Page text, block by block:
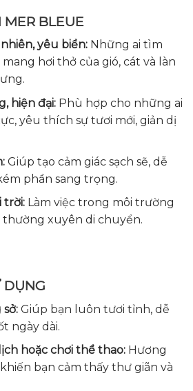
MER BLEUE
yêu biển:Những ai tìm
hơi thở của gió, cát và làn
hiện đại:Phù hợp cho những ai
yêu thích sự tươi mới, giản dị
Giúp tạo cảm giác sạch sẽ, dễ
phần sang trọng.
trời: Làm việc trong môi trường
thường xuyên di chuyển.
DỤNG
Giúp bạn luôn tươi tỉnh, dễ
ngày dài.
hoặc chơi thể thao:Hương
bạn cảm thấy thư giãn và